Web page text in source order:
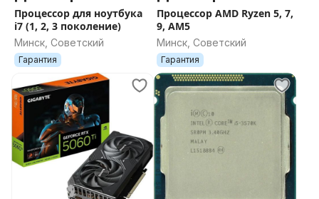
Процессор для ноутбука
i7 (1, 2, 3 поколение)
Минск, Советский
Гарантия
Процессор AMD Ryzen 5, 7,
9, AM5
Минск, Советский
Гарантия